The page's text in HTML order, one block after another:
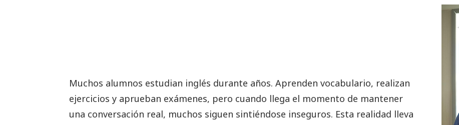
Muchos alumnos estudian inglés durante años. Aprenden vocabulario, realizan
ejercicios y aprueban exámenes, pero cuando llega el momento de mantener
una conversación real, muchos siguen sintiéndose inseguros. Esta realidad lleva